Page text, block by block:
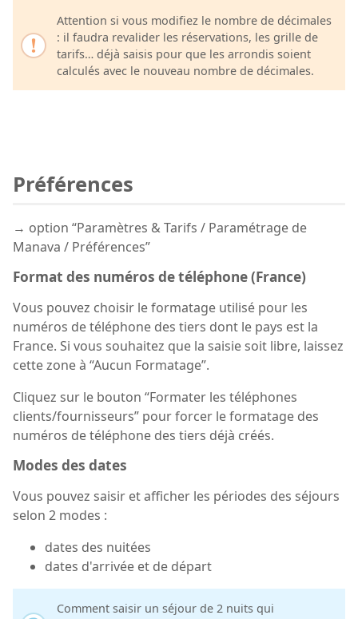
Attention si vous modifiez le nombre de décimales
: il faudra revalider les réservations, les grille de
tarifs… déjà saisis pour que les arrondis soient
calculés avec le nouveau nombre de décimales.
Préférences
→ option “Paramètres & Tarifs / Paramétrage de
Manava / Préférences”
Format des numéros de téléphone (France)
Vous pouvez choisir le formatage utilisé pour les
numéros de téléphone des tiers dont le pays est la
France. Si vous souhaitez que la saisie soit libre, laissez
cette zone à “Aucun Formatage”.
Cliquez sur le bouton “Formater les téléphones
clients/fournisseurs” pour forcer le formatage des
numéros de téléphone des tiers déjà créés.
Modes des dates
Vous pouvez saisir et afficher les périodes des séjours
selon 2 modes :
dates des nuitées
dates d'arrivée et de départ
Comment saisir un séjour de 2 nuits qui